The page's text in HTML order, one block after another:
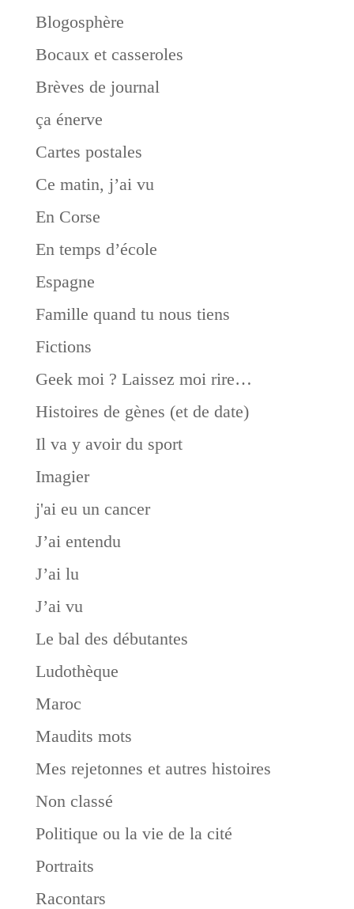
Blogosphère
Bocaux et casseroles
Brèves de journal
ça énerve
Cartes postales
Ce matin, j’ai vu
En Corse
En temps d’école
Espagne
Famille quand tu nous tiens
Fictions
Geek moi ? Laissez moi rire…
Histoires de gènes (et de date)
Il va y avoir du sport
Imagier
j'ai eu un cancer
J’ai entendu
J’ai lu
J’ai vu
Le bal des débutantes
Ludothèque
Maroc
Maudits mots
Mes rejetonnes et autres histoires
Non classé
Politique ou la vie de la cité
Portraits
Racontars